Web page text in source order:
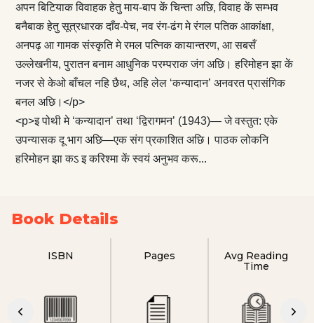
अपन बिटियाक विवाहक हेतु माय-बाप कें चिन्ता अछि, विवाह कें सम्भव
बनैबाक हेतु सूत्रधारक दाँव-पेच, नव रंग-ढंग मे रंगल पतिक आकांक्षा,
अनपढ़ आ गामक संस्कृति मे रमल पत्निक कायान्तरण, आ सबसँ
उल्लेखनीय, पुरातन बनाम आधुनिक परम्पराक जंग अछि। हरिमोहन झा कें
नजर से केओ बाँचल नहि छैथ, अहि लेल ‘कन्यादान’ अनवरत प्रासंगिक
बनल अछि।</p>
<p>इ पोथी मे ‘कन्यादान’ तथा ‘द्विरागमन’ (1943)— जे वस्तुत: एके
उपन्यासक दू भाग अछि—एक संग प्रकाशित अछि। पाठक लोकनि
हरिमोहन झा कऽ इ करिश्मा कें स्वयं अनुभव करू...
Book Details
ISBN Pages
Avg Reading
Time